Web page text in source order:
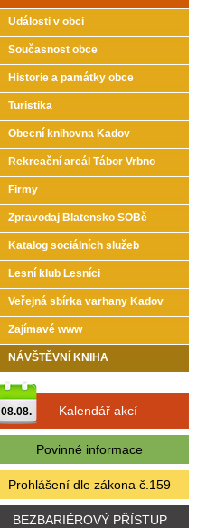
Události v obci
Současnost obce
Historie a památky obce
Turistika
Obecní knihovna Kadov
Rekreační areál Tábor Vrbno
Firmy
Zpravodaj Blatensko SOBě
Katalog sociálních služeb
Lesní klub Lesníci
Veřejná sbírka varhany Kadov
Zajímavé www
NÁVŠTĚVNÍ KNIHA
08.08. Kalendář akcí
Povinné informace
Prohlášení dle zákona č.159
BEZBARIÉROVÝ PŘÍSTUP